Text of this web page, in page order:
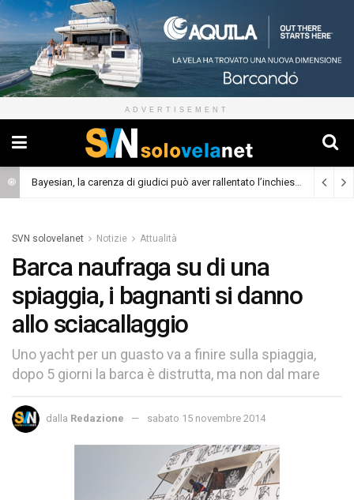
ADVERTISEMENT
Bayesian, la carenza di giudici può aver rallentato l’inchiesta (Cronaca)
SVN solovelanet Notizie Attualità
Barca naufraga su di una
spiaggia, i bagnanti si danno
allo sciacallaggio
Uno yacht per un guasto va a finire sulla spiaggia,
dopo 5 giorni la barca è distrutta, ma non dal mare
dalla Redazione sabato 15 novembre 2014